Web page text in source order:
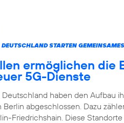
STARTEN
ermöglichen die
5G-Dienste
haben den Aufbau
Berlin abgeschlossen. Dazu
Friedrichshain. Diese